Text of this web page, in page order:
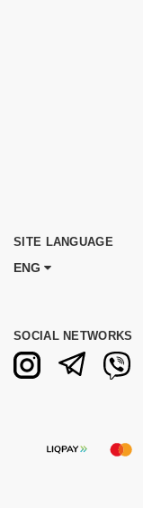
SITE LANGUAGE
ENG
SOCIAL NETWORKS